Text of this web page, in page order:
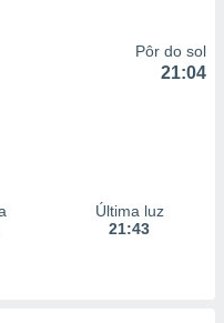
Pôr do sol
21:04
Última luz
21:43